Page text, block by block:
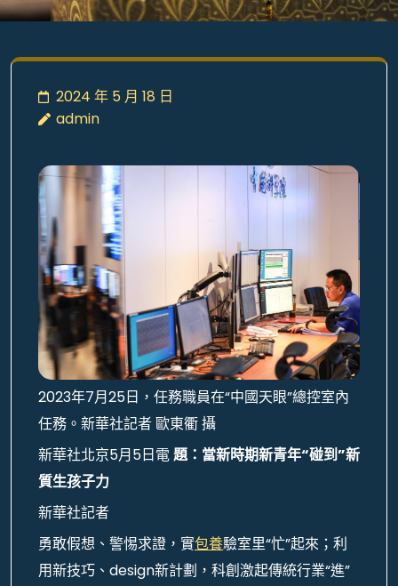
2024 年 5 月 18 日
admin
2023年7月25日，任務職員在“中國天眼”總控室內
任務。新華社記者 歐東衢 攝
新華社北京5月5日電題：當新時期新青年“碰到”新
質生孩子力
新華社記者
勇敢假想、警惕求證，實包養驗室里“忙”起來；利
用新技巧、design新計劃，科創激起傳統行業“進”